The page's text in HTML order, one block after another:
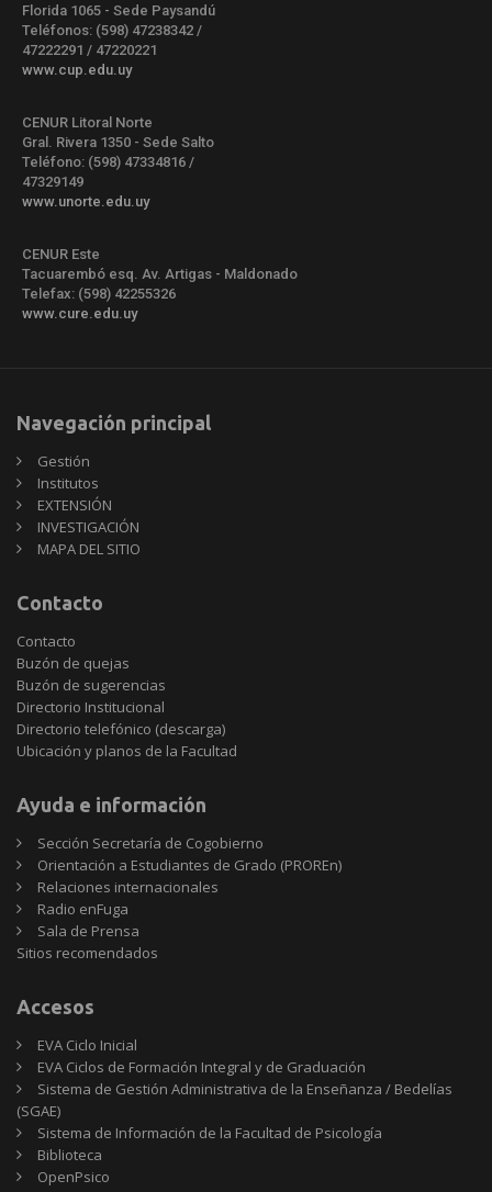
Florida 1065 - Sede Paysandú
Teléfonos: (598) 47238342 /
47222291 / 47220221
www.cup.edu.uy
CENUR Litoral Norte
Gral. Rivera 1350 - Sede Salto
Teléfono: (598) 47334816 /
47329149
www.unorte.edu.uy
CENUR Este
Tacuarembó esq. Av. Artigas - Maldonado
Telefax: (598) 42255326
www.cure.edu.uy
Navegación principal
Gestión
Institutos
EXTENSIÓN
INVESTIGACIÓN
MAPA DEL SITIO
Contacto
Contacto
Buzón de quejas
Buzón de sugerencias
Directorio Institucional
Directorio telefónico (descarga)
Ubicación y planos de la Facultad
Ayuda e información
Sección Secretaría de Cogobierno
Orientación a Estudiantes de Grado (PROREn)
Relaciones internacionales
Radio enFuga
Sala de Prensa
Sitios
Sitios recomendados
Accesos
EVA Ciclo Inicial
EVA Ciclos de Formación Integral y de Graduación
Sistema de Gestión Administrativa de la Enseñanza / Bedelías
(SGAE)
Sistema de Información de la Facultad de Psicología
Biblioteca
OpenPsico